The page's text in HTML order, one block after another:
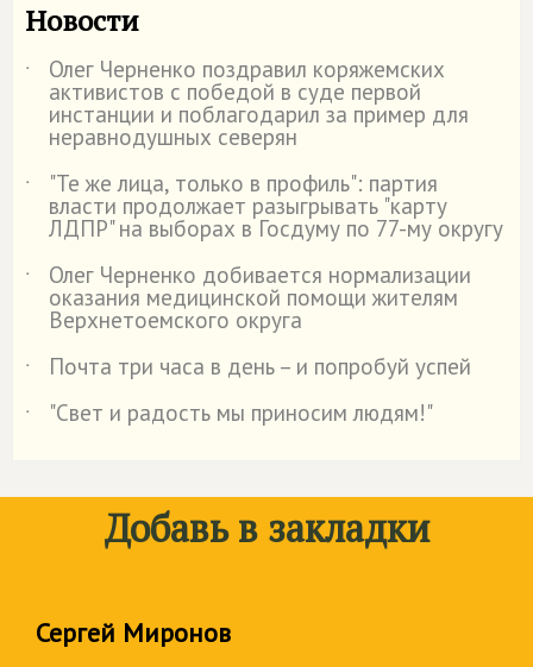
Новости
˙ Олег Черненко поздравил коряжемских
активистов с победой в суде первой
инстанции и поблагодарил за пример для
неравнодушных северян
˙
"Те же лица, только в профиль": партия
власти продолжает разыгрывать "карту
ЛДПР" на выборах в Госдуму по 77-му округу
˙
Олег Черненко добивается нормализации
оказания медицинской помощи жителям
Верхнетоемского округа
˙
Почта три часа в день – и попробуй успей
˙
"Свет и радость мы приносим людям!"
Добавь в закладки
Сергей Миронов